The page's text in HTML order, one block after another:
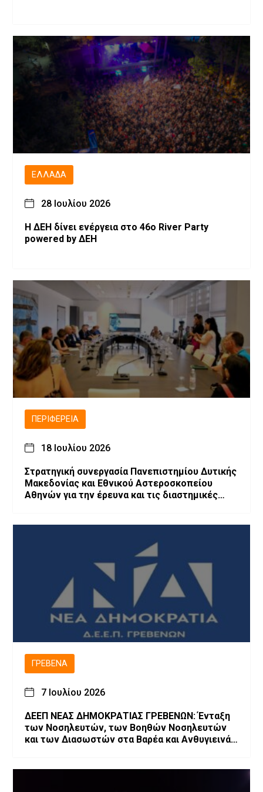
ΕΛΛΆΔΑ
28 Ιουλίου 2026
Η ΔΕΗ δίνει ενέργεια στο 46ο River Party
powered by ΔΕΗ
ΠΕΡΙΦΈΡΕΙΑ
18 Ιουλίου 2026
Στρατηγική συνεργασία Πανεπιστημίου Δυτικής
Μακεδονίας και Εθνικού Αστεροσκοπείου
Αθηνών για την έρευνα και τις διαστημικές
ΓΡΕΒΕΝΆ
7 Ιουλίου 2026
ΔΕΕΠ ΝΕΑΣ ΔΗΜΟΚΡΑΤΙΑΣ ΓΡΕΒΕΝΩΝ: Ένταξη
των Νοσηλευτών, των Βοηθών Νοσηλευτών
και των Διασωστών στα Βαρέα και Ανθυγιεινά